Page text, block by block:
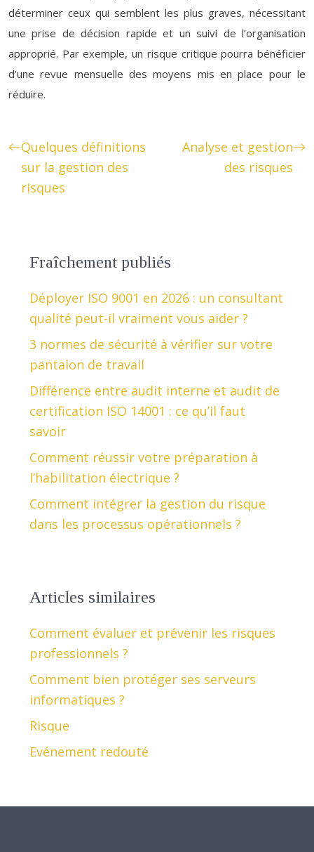
déterminer ceux qui semblent les plus graves, nécessitant
une prise de décision rapide et un suivi de l’organisation
approprié. Par exemple, un risque critique pourra bénéficier
d’une revue mensuelle des moyens mis en place pour le
réduire.
Quelques définitions
sur la gestion des
risques
Analyse et gestion
des risques
Fraîchement publiés
Déployer ISO 9001 en 2026 : un consultant
qualité peut-il vraiment vous aider ?
3 normes de sécurité à vérifier sur votre
pantalon de travail
Différence entre audit interne et audit de
certification ISO 14001 : ce qu’il faut
savoir
Comment réussir votre préparation à
l’habilitation électrique ?
Comment intégrer la gestion du risque
dans les processus opérationnels ?
Articles similaires
Comment évaluer et prévenir les risques
professionnels ?
Comment bien protéger ses serveurs
informatiques ?
Risque
Evénement redouté